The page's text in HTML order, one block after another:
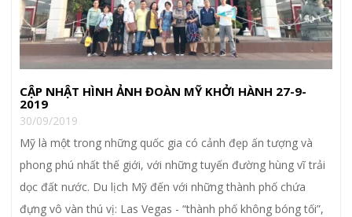
CẬP NHẬT HÌNH ẢNH ĐOÀN MỸ KHỞI HÀNH 27-9-
2019
30/09/2019
Mỹ là một trong những quốc gia có cảnh đẹp ấn tượng và
phong phú nhất thế giới, với những tuyến đường hùng vĩ trải
dọc đất nước. Du lịch Mỹ đến với những thành phố chứa
đựng vô vàn thú vị: Las Vegas - “thành phố không bóng tối”,